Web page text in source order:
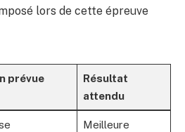
lors de cette épreuve
prévue
Résultat
attendu
Meilleure